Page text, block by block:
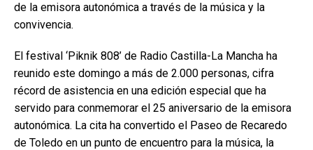
de la emisora autonómica a través de la música y la
convivencia.
El festival ‘Piknik 808’ de Radio Castilla-La Mancha ha
reunido este domingo a más de 2.000 personas, cifra
récord de asistencia en una edición especial que ha
servido para conmemorar el 25 aniversario de la emisora
autonómica. La cita ha convertido el Paseo de Recaredo
de Toledo en un punto de encuentro para la música, la